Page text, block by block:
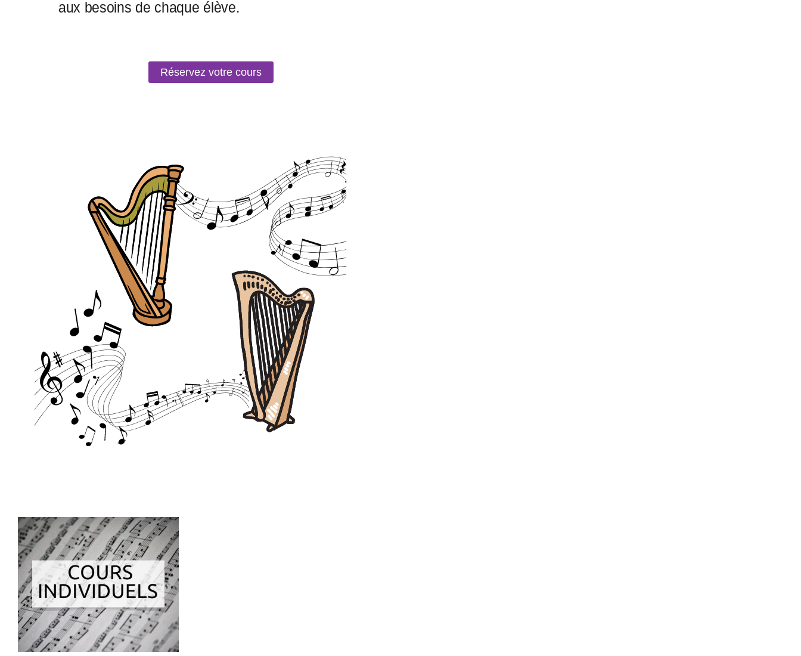
Réservez votre cours